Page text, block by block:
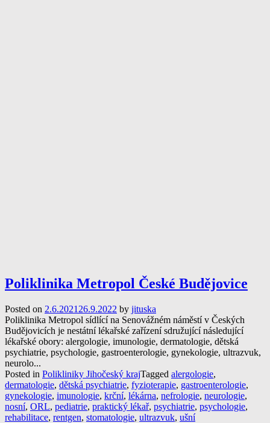
Poliklinika Metropol České Budějovice
Posted on 2.6.2021 26.9.2022 by jituska
Poliklinika Metropol sídlící na Senovážném náměstí v Českých
Budějovicích je nestátní lékařské zařízení sdružující následující
lékařské obory: alergologie, imunologie, dermatologie, dětská
psychiatrie, psychologie, gastroenterologie, gynekologie, ultrazvuk,
neurolo...
Posted in Polikliniky Jihočeský krajTagged alergologie,
dermatologie, dětská psychiatrie, fyzioterapie, gastroenterologie,
gynekologie, imunologie, krční, lékárna, nefrologie, neurologie,
nosní, ORL, pediatrie, praktický lékař, psychiatrie, psychologie,
rehabilitace, rentgen, stomatologie, ultrazvuk, ušní